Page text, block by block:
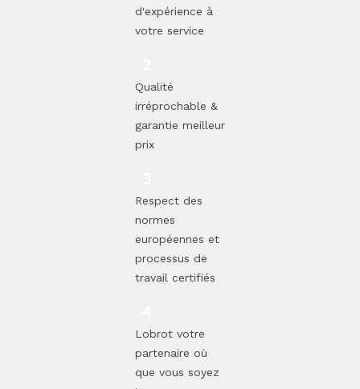
d'expérience à
votre service
Qualité
irréprochable &
garantie meilleur
prix
Respect des
normes
européennes et
processus de
travail certifiés
Lobrot votre
partenaire où
que vous soyez